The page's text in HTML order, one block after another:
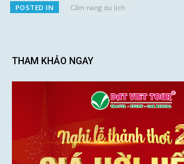
POSTED IN Cẩm nang du lịch
THAM KHẢO NGAY